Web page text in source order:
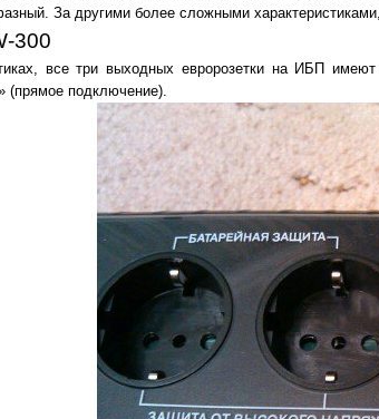
За другими более сложными
300
все три выходных евророзетки на ИБП
(прямое подключение).